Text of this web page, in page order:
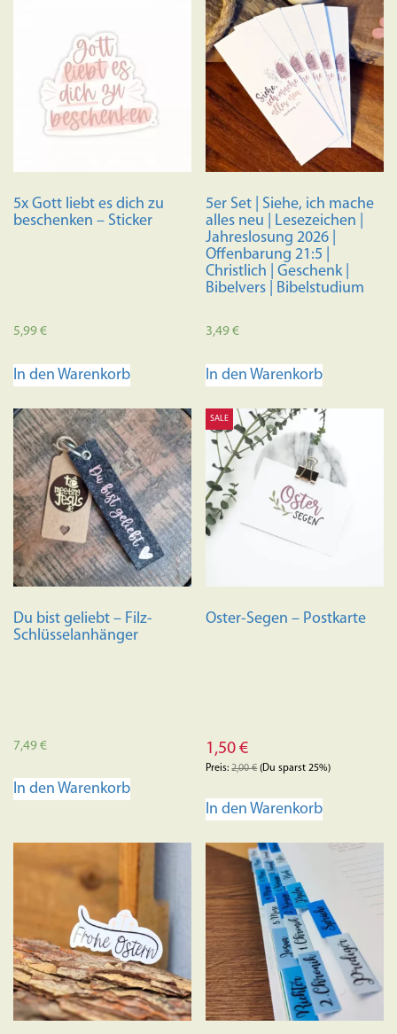
5x Gott liebt es dich zu
beschenken – Sticker
5,99€
In den Warenkorb
5er Set | Siehe, ich mache
alles neu | Lesezeichen |
Jahreslosung 2026 |
Offenbarung 21:5 |
Christlich | Geschenk |
Bibelvers | Bibelstudium
3,49€
In den Warenkorb
Du bist geliebt – Filz-
Schlüsselanhänger
7,49€
In den Warenkorb
SALE
Oster-Segen – Postkarte
1,50€
Preis:2,00€(Du sparst 25%)
In den Warenkorb